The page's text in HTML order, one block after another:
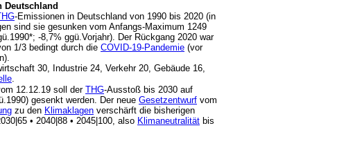
Deutschland
-Emissionen in Deutschland von 1990 bis 2020 (in
sind sie gesunken vom Anfangs-Maximum 1249
-8,7% ggü.Vorjahr). Der Rückgang 2020 war
1/3 bedingt durch die COVID-19-Pandemie (vor
30, Industrie 24, Verkehr 20, Gebäude 16,
.
12.12.19 soll derTHG-Ausstoß bis 2030 auf
gesenkt werden. Der neue Gesetzentwurf vom
zu den Klimaklagen verschärft die bisherigen
• 2040|88 • 2045|100, also Klimaneutralität bis